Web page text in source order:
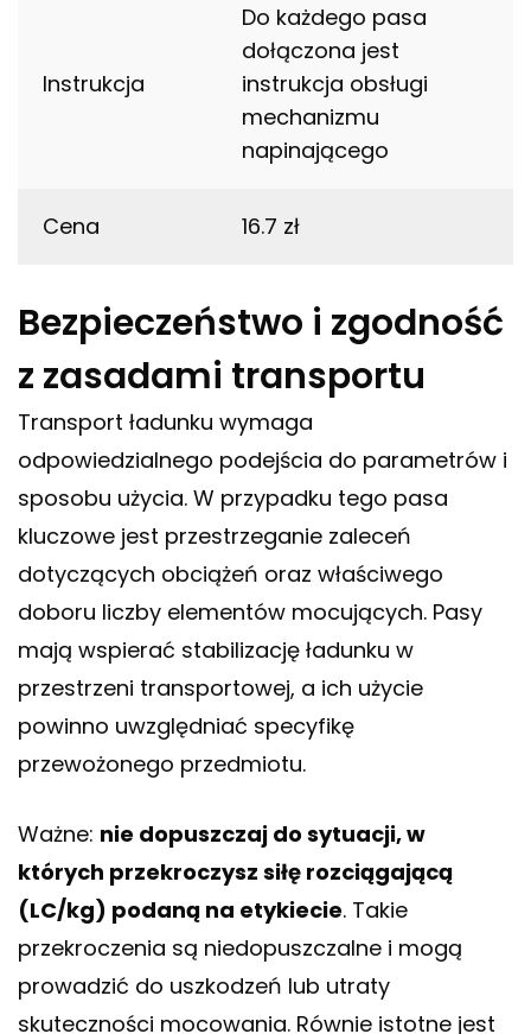
Instrukcja
Do każdego pasa
dołączona jest
instrukcja obsługi
mechanizmu
napinającego
Cena 16.7 zł
Bezpieczeństwo i zgodność
z zasadami transportu
Transport ładunku wymaga
odpowiedzialnego podejścia do parametrów i
sposobu użycia. W przypadku tego pasa
kluczowe jest przestrzeganie zaleceń
dotyczących obciążeń oraz właściwego
doboru liczby elementów mocujących. Pasy
mają wspierać stabilizację ładunku w
przestrzeni transportowej, a ich użycie
powinno uwzględniać specyfikę
przewożonego przedmiotu.
Ważne: nie dopuszczaj do sytuacji, w
których przekroczysz siłę rozciągającą
(LC/kg) podaną na etykiecie. Takie
przekroczenia są niedopuszczalne i mogą
prowadzić do uszkodzeń lub utraty
skuteczności mocowania. Równie istotne jest